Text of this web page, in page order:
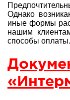
Однако
иные формы
нашим
способы оплаты.